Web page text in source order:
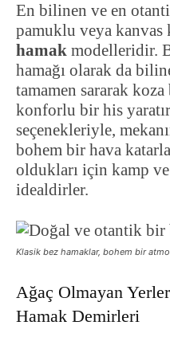
En bilinen ve en
pamuklu veya kanvas
hamak modelleridir.
hamağı olarak da
tamamen sararak
konforlu bir his
seçenekleriyle,
bohem bir hava
oldukları için kamp
idealdirler.
Klasik bez hamaklar, bohem bir
Ağaç Olmayan
Hamak Demirleri